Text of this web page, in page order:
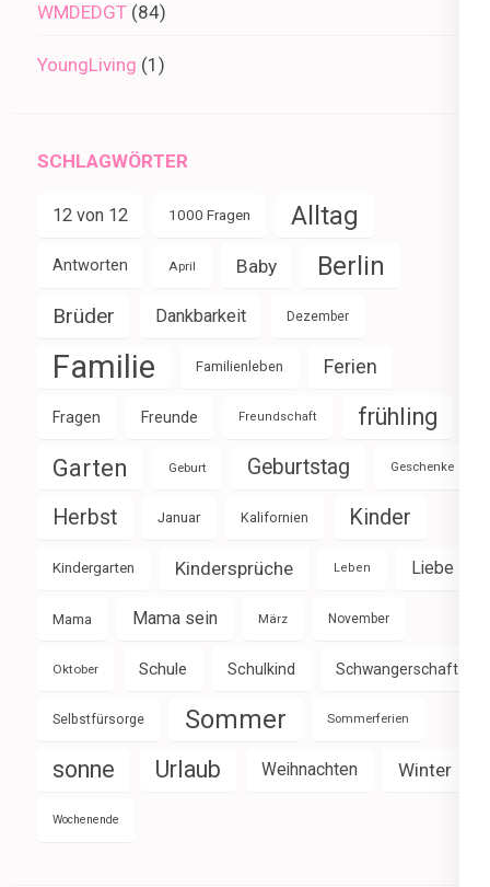
WMDEDGT (84)
YoungLiving (1)
SCHLAGWÖRTER
12 von 12 1000 Fragen Alltag
Antworten April Baby Berlin
Brüder Dankbarkeit Dezember
Familie Familienleben Ferien
Fragen Freunde Freundschaft frühling
Garten Geburt Geburtstag Geschenke
Herbst Januar Kalifornien Kinder
Kindergarten Kindersprüche Leben Liebe
Mama Mama sein März November
Oktober Schule Schulkind Schwangerschaft
Selbstfürsorge Sommer Sommerferien
sonne Urlaub Weihnachten Winter
Wochenende